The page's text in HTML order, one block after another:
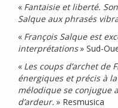
« Fantaisie et liberté.
Salque aux phrasés
« François Salque est
interprétations » Sud-
« Les coups d’archet de
énergiques et précis à
mélodique se conjugue
d’ardeur. » Resmusica